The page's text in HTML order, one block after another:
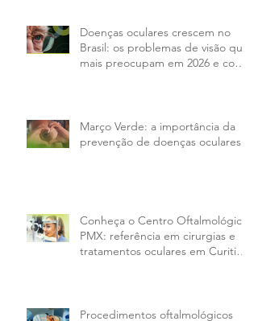
Doenças oculares crescem no
Brasil: os problemas de visão que
mais preocupam em 2026 e como
Março Verde: a importância da
prevenção de doenças oculares
Conheça o Centro Oftalmológico
PMX: referência em cirurgias e
tratamentos oculares em Curitiba
Procedimentos oftalmológicos